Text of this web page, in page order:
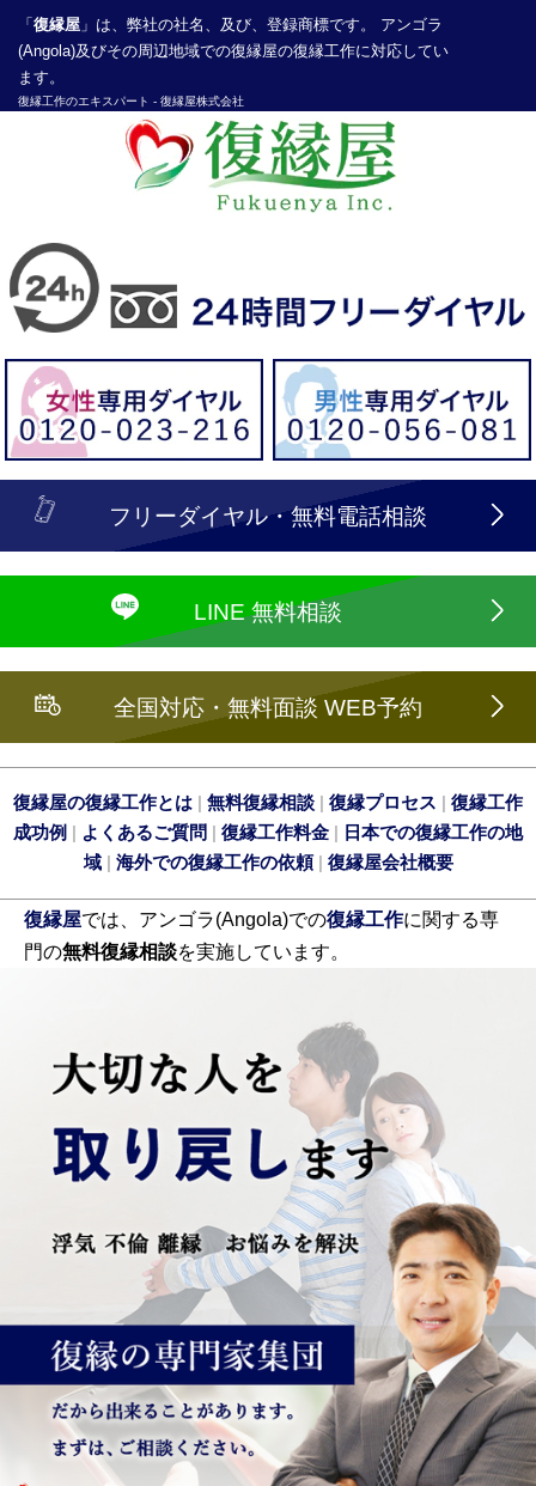
「 復縁屋 」は、弊社の社名、及び、登録商標です。 アンゴラ
(Angola)及びその周辺地域での復縁屋の復縁工作に対応してい
ます。
復縁工作のエキスパート - 復縁屋株式会社
探偵業届出登録番号30210286号
フリーダイヤル・無料電話相談
LINE 無料相談
全国対応・無料面談 WEB予約
復縁屋の復縁工作とは | 無料復縁相談 | 復縁プロセス | 復縁工作
成功例 | よくあるご質問 | 復縁工作料金 | 日本での復縁工作の地
域| 海外での復縁工作の依頼| 復縁屋会社概要
復縁屋では、アンゴラ(Angola)での復縁工作に関する専
門の無料復縁相談を実施しています。